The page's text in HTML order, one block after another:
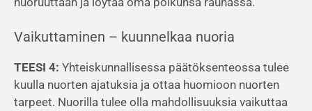
Vaikuttaminen – kuunnelkaa nuoria
TEESI 4: Yhteiskunnallisessa päätöksenteossa tulee
kuulla nuorten ajatuksia ja ottaa huomioon nuorten
tarpeet. Nuorilla tulee olla mahdollisuuksia vaikuttaa